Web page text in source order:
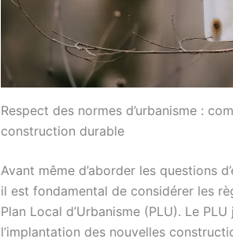
Respect des normes d’urbanisme :
construction durable
Avant même d’aborder les questions
il est fondamental de considérer les
Plan Local d’Urbanisme (PLU). Le
l’implantation des nouvelles